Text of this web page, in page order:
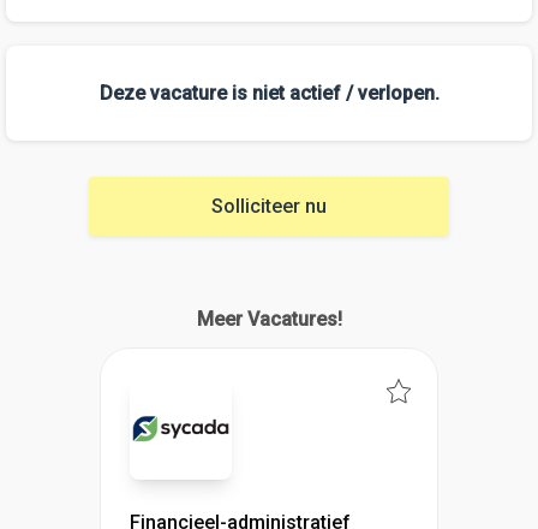
Deze vacature is niet actief / verlopen.
Solliciteer nu
Meer Vacatures!
Financieel-administratief